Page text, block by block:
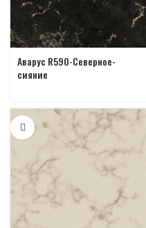
Аварус R590-Северное-
сияние